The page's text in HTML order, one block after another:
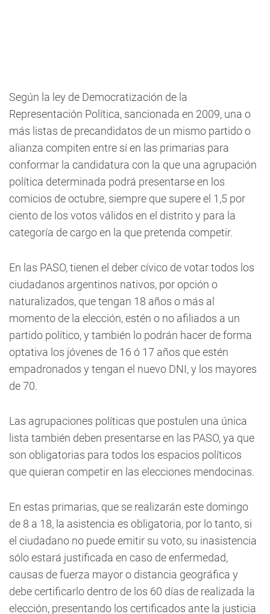
Según la ley de Democratización de la
Representación Política, sancionada en 2009, una o
más listas de precandidatos de un mismo partido o
alianza compiten entre sí en las primarias para
conformar la candidatura con la que una agrupación
política determinada podrá presentarse en los
comicios de octubre, siempre que supere el 1,5 por
ciento de los votos válidos en el distrito y para la
categoría de cargo en la que pretenda competir.
En las PASO, tienen el deber cívico de votar todos los
ciudadanos argentinos nativos, por opción o
naturalizados, que tengan 18 años o más al
momento de la elección, estén o no afiliados a un
partido político, y también lo podrán hacer de forma
optativa los jóvenes de 16 ó 17 años que estén
empadronados y tengan el nuevo DNI, y los mayores
de 70.
Las agrupaciones políticas que postulen una única
lista también deben presentarse en las PASO, ya que
son obligatorias para todos los espacios políticos
que quieran competir en las elecciones mendocinas.
En estas primarias, que se realizarán este domingo
de 8 a 18, la asistencia es obligatoria, por lo tanto, si
el ciudadano no puede emitir su voto, su inasistencia
sólo estará justificada en caso de enfermedad,
causas de fuerza mayor o distancia geográfica y
debe certificarlo dentro de los 60 días de realizada la
elección, presentando los certificados ante la justicia